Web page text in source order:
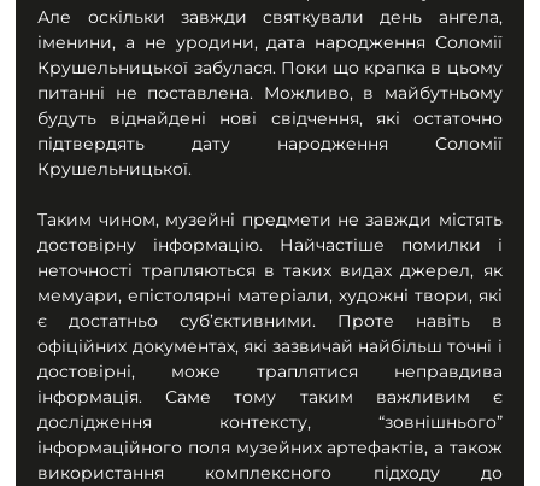
Але оскільки завжди святкували день ангела,
іменини, а не уродини, дата народження Соломії
Крушельницької забулася. Поки що крапка в цьому
питанні не поставлена. Можливо, в майбутньому
будуть віднайдені нові свідчення, які остаточно
підтвердять дату народження Соломії
Крушельницької.
Таким чином, музейні предмети не завжди містять
достовірну інформацію. Найчастіше помилки і
неточності трапляються в таких видах джерел, як
мемуари, епістолярні матеріали, художні твори, які
є достатньо суб’єктивними. Проте навіть в
офіційних документах, які зазвичай найбільш точні і
достовірні, може траплятися неправдива
інформація. Саме тому таким важливим є
дослідження контексту, “зовнішнього”
інформаційного поля музейних артефактів, а також
використання комплексного підходу до